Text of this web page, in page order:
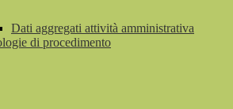
Dati aggregati attività amministrativa
di procedimento